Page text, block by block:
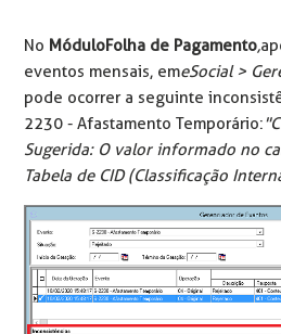
No MóduloFolha de Pagamento,
eventos mensais, emeSocial >
pode ocorrer a seguinte
2230 - Afastamento Temporário:
Sugerida: O valor informado no
Tabela de CID (Classificação